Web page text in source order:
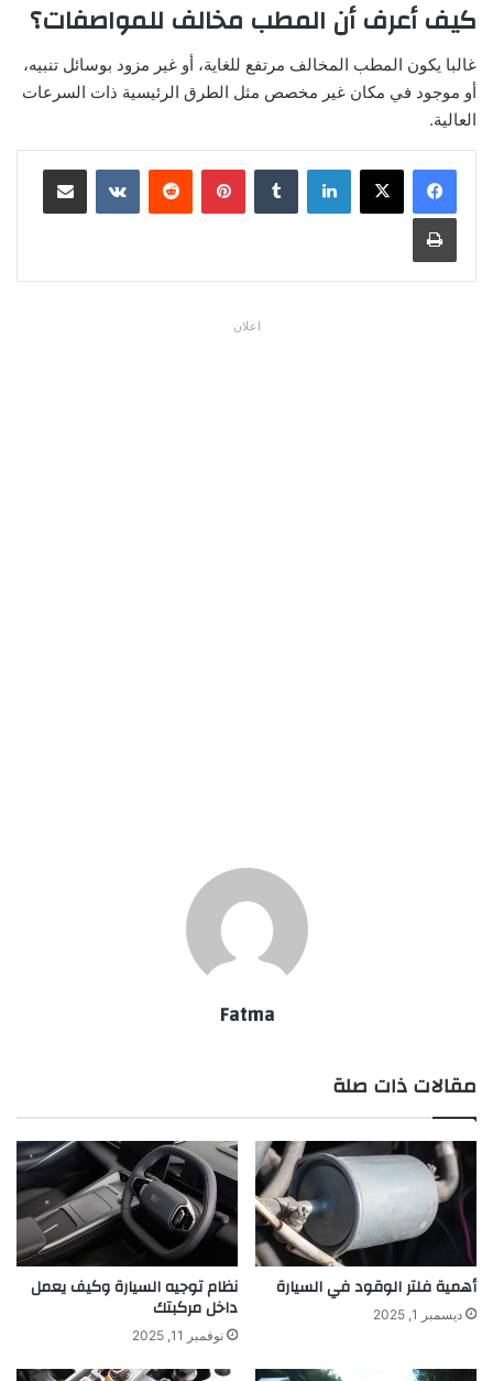
كيف أعرف أن المطب مخالف للمواصفات؟
غالبا يكون المطب المخالف مرتفع للغاية، أو غير مزود بوسائل تنبيه،
أو موجود في مكان غير مخصص مثل الطرق الرئيسية ذات السرعات
العالية.
لينكدإن بينتيريست مشاركة عبر البريد
طباعة
اعلان
Fatma
مقالات ذات صلة
أهمية فلتر الوقود في السيارة
ديسمبر 1, 2025
نظام توجيه السيارة وكيف يعمل
داخل مركبتك
نوفمبر 11, 2025